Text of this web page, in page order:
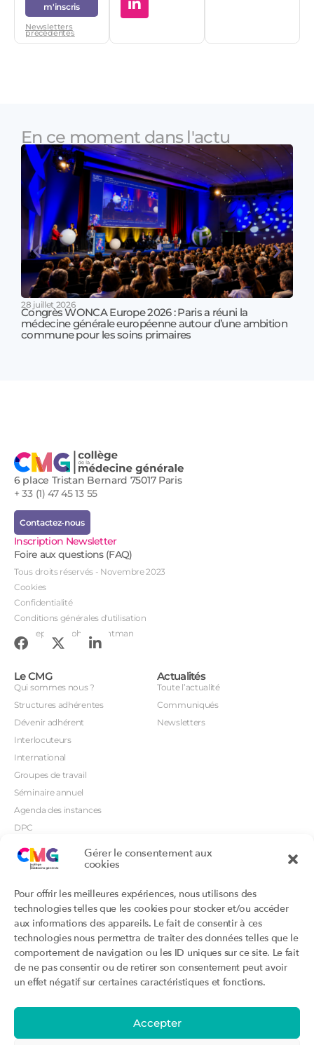
Gérer le consentement aux
cookies
Pour offrir les meilleures expériences, nous utilisons des
technologies telles que les cookies pour stocker et/ou accéder
aux informations des appareils. Le fait de consentir à ces
technologies nous permettra de traiter des données telles que le
comportement de navigation ou les ID uniques sur ce site. Le fait
de ne pas consentir ou de retirer son consentement peut avoir
un effet négatif sur certaines caractéristiques et fonctions.
Accepter
m'inscris
Newsletters
précédentes
En ce moment dans l'actu
28 juillet 2026
Congrès WONCA Europe 2026 : Paris a réuni la
médecine générale européenne autour d’une ambition
commune pour les soins primaires
6 place Tristan Bernard 75017 Paris
+ 33 (1) 47 45 13 55
Contactez-nous
Inscription Newsletter
Foire aux questions (FAQ)
Tous droits réservés - Novembre 2023
Cookies
Confidentialité
Conditions générales d'utilisation
Conception : John Brightman
Le CMG
Qui sommes nous ?
Structures adhérentes
Dévenir adhérent
Interlocuteurs
International
Groupes de travail
Séminaire annuel
Agenda des instances
DPC
CSI
Orientations prioritaires
Actualités
Toute l’actualité
Communiqués
Newsletters
Productions
Productions du Collège
Productions des structures
adhérentes
Labellisation
Addictions et médecine générale
Et si c’était une maladie rare ?
Portails
Annuaire DU/DIU
Archimede.fr
Ebmfrance.net
Toutes les recos
Certificats-absurdes.fr
la contraception dite masculine
Activité « sommeil »
Évènements
CMGF 2025